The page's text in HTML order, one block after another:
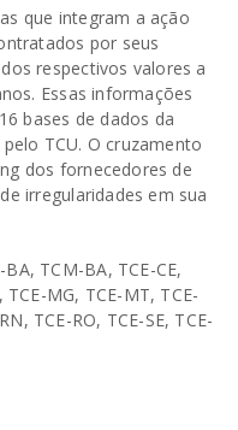
que integram a ação
por seus
respectivos valores a
Essas informações
bases de dados da
TCU. O cruzamento
dos fornecedores de
irregularidades em sua
TCM-BA, TCE-CE,
MG, TCE-MT, TCE-
TCE-RO, TCE-SE, TCE-